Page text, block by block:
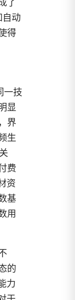
了
自动
得
一技
显
界
生
费
资
基
用
的
力